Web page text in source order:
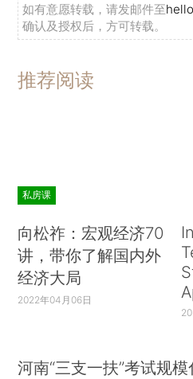
如有意愿转载，请发邮件至
确认及授权后，方可转载。
推荐阅读
私房课
向松祚：宏观经济70
讲，带你了解国内外
经济大局
2022年04月06日
河南“三支一扶”考试规